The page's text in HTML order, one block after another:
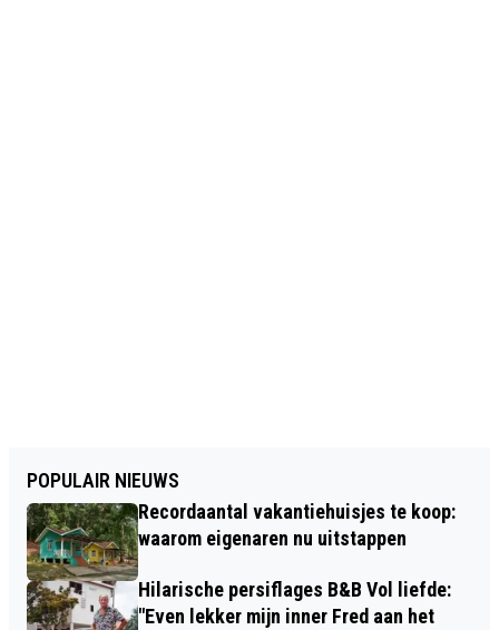
POPULAIR NIEUWS
Recordaantal vakantiehuisjes te koop:
waarom eigenaren nu uitstappen
Hilarische persiflages B&B Vol liefde:
"Even lekker mijn inner Fred aan het